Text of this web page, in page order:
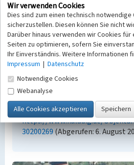
Empfohlene Zitierweise
Urheberrechtlicher Hinweis
Der hier präsentierte Inhalt
Lizenz CC BY-NC 4.0
kommerziell). Die angezeigten
möglicherweise zusätzlichen
Bedingungen, die an diesen
Empfohlene Zitierweise
„Haus zur Braunkohlengrube
Kultur.Landschaft.Digital. URL:
https://www.kuladig.de/
30200269(Abgerufen: 6. August
Wir verwenden Cookies
Dies sind zum einen technisch
sicherzustellen. Diesen können Sie nicht
Darüber hinaus verwenden wir Cookies
Seiten zu optimieren, sofern Sie
Ihr Einverständnis. Weitere Informationen
Impressum | Datenschutz
Notwendige Cookies
Webanalyse